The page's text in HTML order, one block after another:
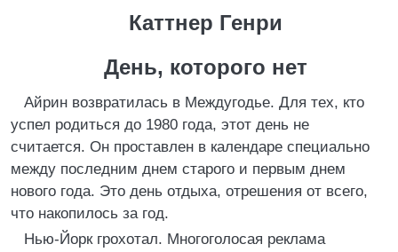
Каттнер Генри
День, которого нет
Айрин возвратилась в Междугодье. Для тех, кто
успел родиться до 1980 года, этот день не
считается. Он проставлен в календаре специально
между последним днем старого и первым днем
нового года. Это день отдыха, отрешения от всего,
что накопилось за год.
Нью-Йорк грохотал. Многоголосая реклама